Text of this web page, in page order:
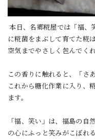
本日、名郷糀屋では「福、
に糀菌をまぶして育てた糀
空気までやさしく包んでくれ
この香りに触れると、「さ
これから糖化作業に入り、
ます。
「福、笑い」は、福島の
の心にふっと笑みがこぼれ